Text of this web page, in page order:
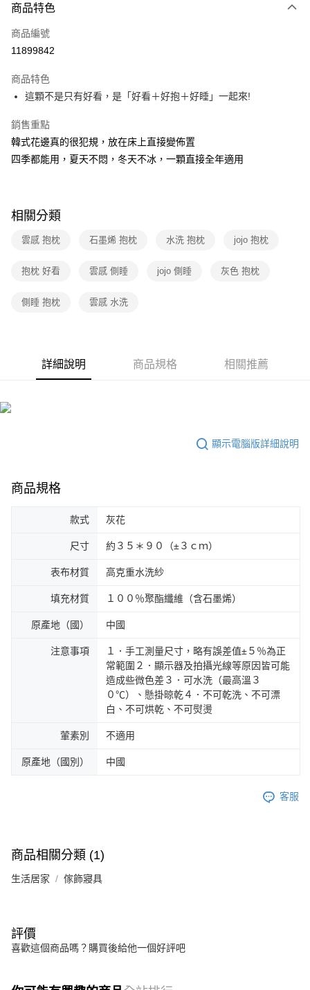
全家線上支付
超商取貨付款
運送方式
全家取貨付款
常溫-付款後全家取貨
免運費
商品特色
商品編號
11899842
商品特色
這顆不是只有好看，是「好看＋好抱＋好睡」一起來!
銷售重點
韓式花邊真的很犯規，放在床上直接變佈置
四季都能用，夏天不悶，冬天不冰，一顆直接全年適用
相關分類
雲感 抱枕 石墨烯 抱枕 水洗 抱枕 jojo 抱枕
抱枕 好看 雲感 側睡 jojo 側睡 灰色 抱枕
側睡 抱枕 雲感 水洗
詳細說明 商品規格 相關推薦
顯示電腦版詳細說明
商品規格
款式 灰花
尺寸 約３５＊９０（±３ｃｍ）
表布材質 高克重水洗紗
填充材質 １００％聚酯纖維（含石墨烯）
原產地（國） 中國
注意事項
１．手工測量尺寸，略有誤差值±５％為正
常範圍２．顯示器及拍攝光線等原因皆可能
造成些微色差３．可水洗（最高溫３
０℃）、懸掛晾乾４．不可乾洗、不可漂
白、不可烘乾、不可熨燙
葷素別 不適用
原產地（國別） 中國
客服
商品相關分類 (1)
生活居家 傢飾寢具
評價
喜歡這個商品嗎？購買後給他一個好評吧